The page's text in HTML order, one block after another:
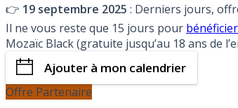
👉 19 septembre 2025 : Derniers jours,
Il ne vous reste que 15 jours pour
Mozaïc Black (gratuite jusqu’au 18 ans de
Ajouter à mon calendrier
Offre Partenaire